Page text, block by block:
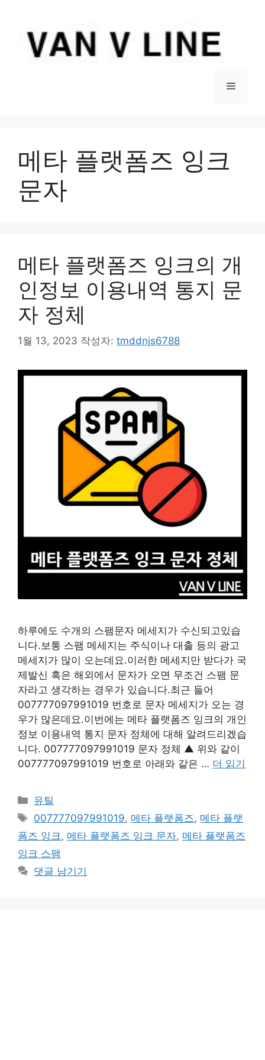
메
메타 플랫폼즈 잉크
문자
메타 플랫폼즈 잉크의 개
인정보 이용내역 통지 문
자 정체
1월 13, 2023 작성자: tmddnjs6788
하루에도 수개의 스팸문자 메세지가 수신되고있습
니다.보통 스팸 메세지는 주식이나 대출 등의 광고
메세지가 많이 오는데요.이러한 메세지만 받다가 국
제발신 혹은 해외에서 문자가 오면 무조건 스팸 문
자라고 생각하는 경우가 있습니다.최근 들어
007777097991019 번호로 문자 메세지가 오는 경
우가 많은데요.이번에는 메타 플랫폼즈 잉크의 개인
정보 이용내역 통지 문자 정체에 대해 알려드리겠습
니다. 007777097991019 문자 정체 ▲ 위와 같이
007777097991019 번호로 아래와 같은 … 더 읽기
카
테
리
유틸
태
그
007777097991019, 메타 플랫폼즈 , 메타 플랫
폼즈 잉크 , 메타 플랫폼즈 잉크 문자, 메타 플랫폼즈
잉크 스팸
댓글 남기기